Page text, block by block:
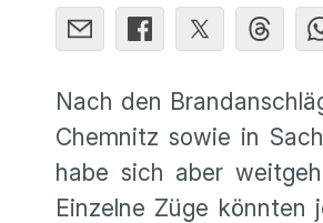
Nach den
Chemnitz sowie in
habe sich aber
Einzelne Züge könnten